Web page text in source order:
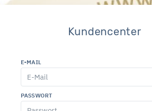
Kundencenter
E-MAIL
PASSWORT